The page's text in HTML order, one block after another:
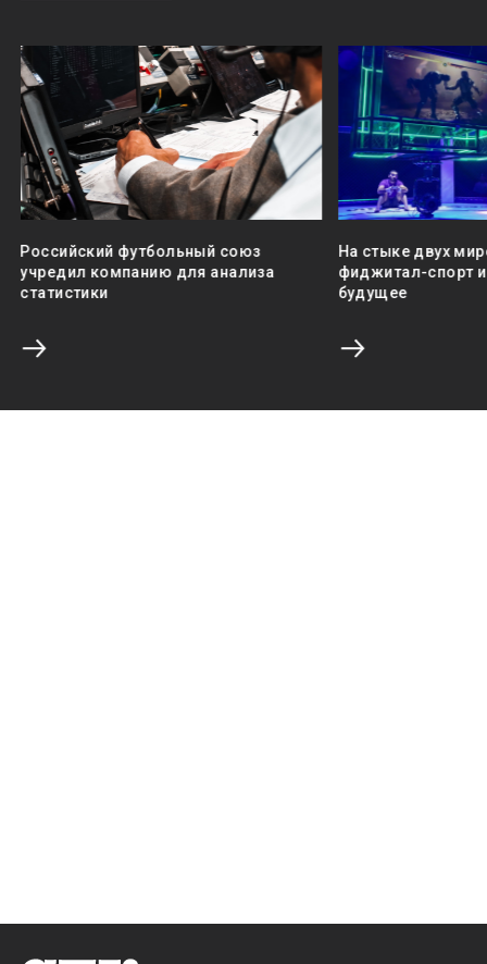
Российский футбольный союз
учредил компанию для анализа
статистики
На стыке двух
фиджитал-спорт
будущее